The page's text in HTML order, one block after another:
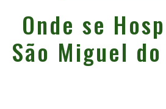
Onde se
São Miguel